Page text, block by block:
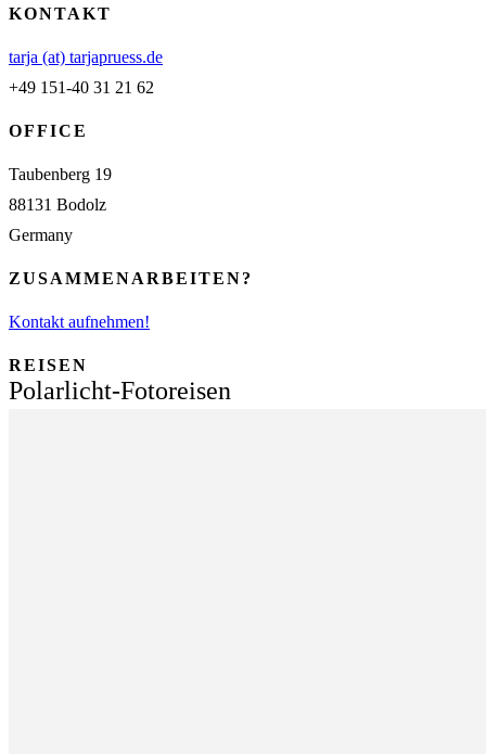
KONTAKT
tarja (at) tarjapruess.de
+49 151-40 31 21 62
OFFICE
Taubenberg 19
88131 Bodolz
Germany
ZUSAMMENARBEITEN?
Kontakt aufnehmen!
REISEN
Polarlicht-Fotoreisen